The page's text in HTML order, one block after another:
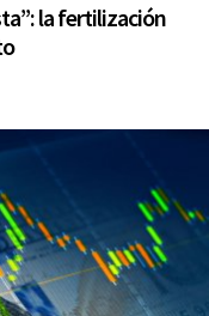
la fertilización